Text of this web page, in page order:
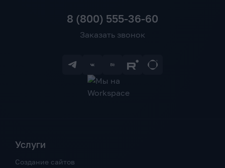
8 (800) 555-36-60
Заказать звонок
Услуги
Создание сайтов